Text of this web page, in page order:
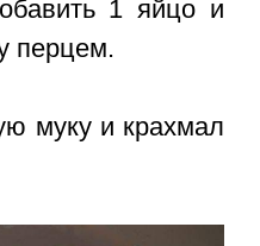
1 яйцо и
перцем.
муку и крахмал